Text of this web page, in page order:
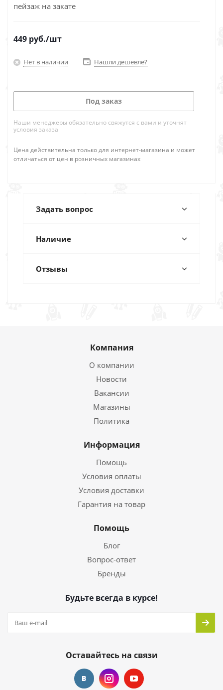
пейзаж на закате
449 руб./шт
Нет в наличии Нашли дешевле?
Под заказ
Наши менеджеры обязательно свяжутся с вами и уточнят
условия заказа
Цена действительна только для интернет-магазина и может
отличаться от цен в розничных магазинах
Задать вопрос
Наличие
Отзывы
Компания
О компании
Новости
Вакансии
Магазины
Политика
Информация
Помощь
Условия оплаты
Условия доставки
Гарантия на товар
Помощь
Блог
Вопрос-ответ
Бренды
Будьте всегда в курсе!
Оставайтесь на связи